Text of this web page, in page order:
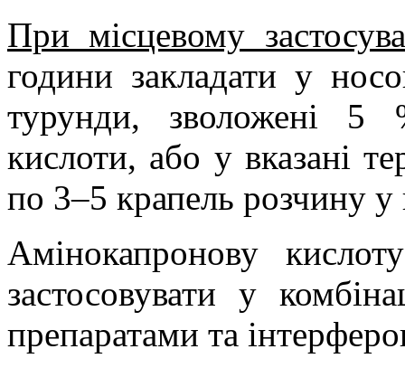
При місцевому
години закладати у
турунди, зволожені 5
кислоти, або у вказані
по 3–5 крапель розчину
Амінокапронову
застосовувати у
препаратами та